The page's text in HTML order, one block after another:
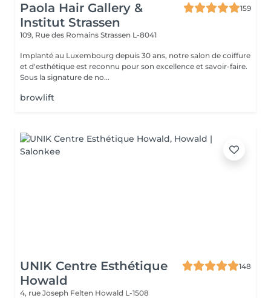
Paola Hair Gallery &
Institut Strassen
159
109, Rue des Romains Strassen L-8041
Implanté au Luxembourg depuis 30 ans, notre salon de coiffure
et d'esthétique est reconnu pour son excellence et savoir-faire.
Sous la signature de no...
browlift
UNIK Centre Esthétique
Howald
148
4, rue Joseph Felten Howald L-1508